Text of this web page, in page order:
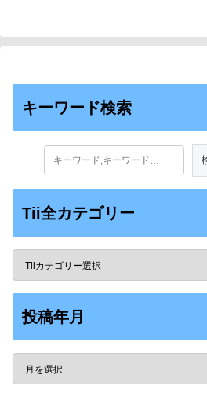
キーワード検索
Tii全カテゴリー
投稿年月